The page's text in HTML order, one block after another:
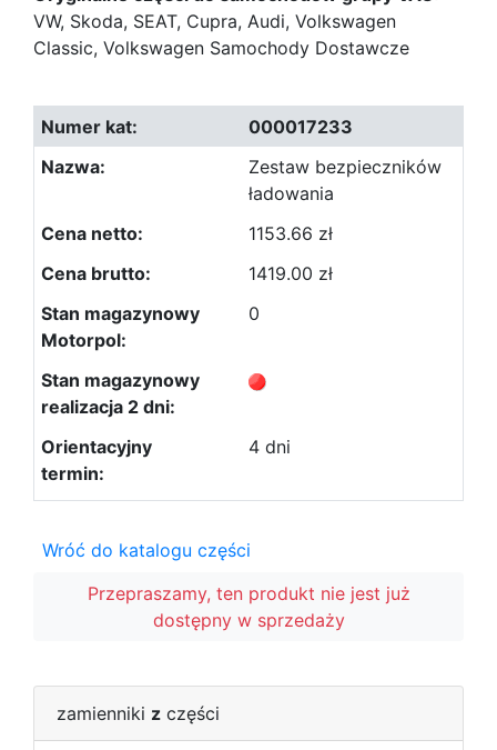
VW, Skoda, SEAT, Cupra, Audi, Volkswagen
Classic, Volkswagen Samochody Dostawcze
000017233
Zestaw bezpieczników
ładowania
1153.66 zł
1419.00 zł
0
4 dni
Wróć do katalogu części
Przepraszamy, ten produkt nie jest już
dostępny w sprzedaży
zamienniki z części